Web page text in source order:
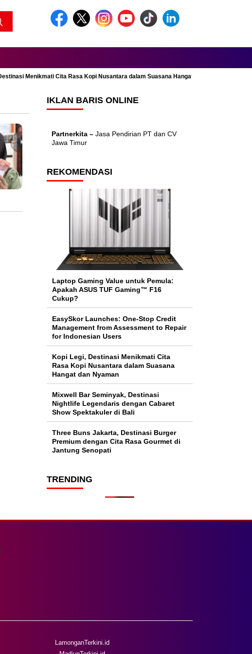
Menikmati Cita Rasa Kopi Nusantara dalam Suasana Hangat dan Nyaman
IKLAN BARIS ONLINE
Partnerkita – Jasa Pendirian PT dan CV
Jawa Timur
REKOMENDASI
Laptop Gaming Value untuk Pemula:
Apakah ASUS TUF Gaming™ F16
Cukup?
EasySkor Launches: One-Stop Credit
Management from Assessment to Repair
for Indonesian Users
Kopi Legi, Destinasi Menikmati Cita
Rasa Kopi Nusantara dalam Suasana
Hangat dan Nyaman
Mixwell Bar Seminyak, Destinasi
Nightlife Legendaris dengan Cabaret
Show Spektakuler di Bali
Three Buns Jakarta, Destinasi Burger
Premium dengan Cita Rasa Gourmet di
Jantung Senopati
TRENDING
LamonganTerkini.id